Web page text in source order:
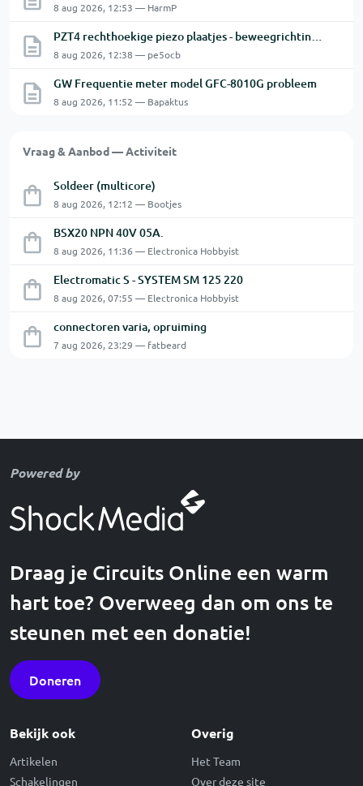
8 aug 2026, 12:53 — HarmP
PZT4 rechthoekige piezo plaatjes - beweegrichting? Snijkop reparatie Astatic X26
8 aug 2026, 12:38 — pe5ocb
GW Frequentie meter model GFC-8010G probleem
8 aug 2026, 11:52 — Bapaktus
Vraag & Aanbod — Activiteit
Soldeer (multicore)
8 aug 2026, 12:12 — Bootjes
BSX20 NPN 40V 05A.
8 aug 2026, 11:36 — Electronica Hobbyist
Electromatic S - SYSTEM SM 125 220
8 aug 2026, 07:55 — Electronica Hobbyist
connectoren varia, opruiming
7 aug 2026, 23:29 — fatbeard
Powered by
Draag je Circuits Online een warm
hart toe? Overweeg dan om ons te
steunen met een donatie!
Doneren
Bekijk ook
Artikelen
Schakelingen
Overig
Het Team
Over deze site